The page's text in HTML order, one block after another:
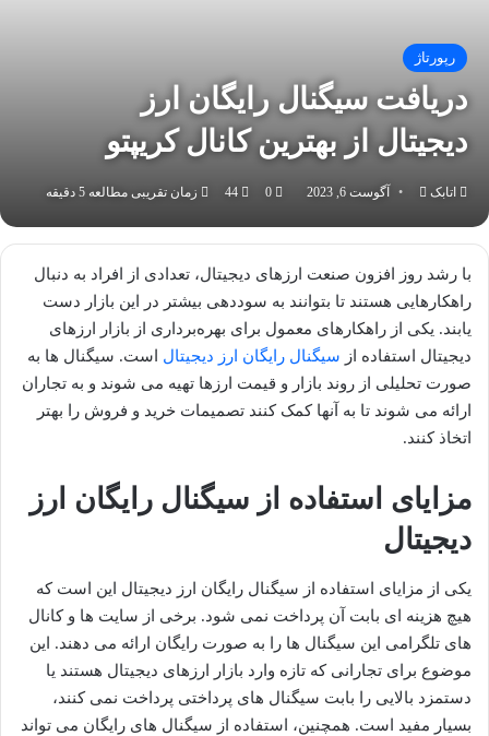
رپورتاژ
دریافت سیگنال رایگان ارز
دیجیتال از بهترین کانال کریپتو
اتابک
ارسال
ایمیل
آگوست 6, 2023 0
44 زمان تقریبی مطالعه 5 دقیقه
با رشد روز افزون صنعت ارزهای دیجیتال، تعدادی از افراد به دنبال
راهکارهایی هستند تا بتوانند به سوددهی بیشتر در این بازار دست
یابند. یکی از راهکارهای معمول برای بهره‌برداری از بازار ارزهای
دیجیتال استفاده از سیگنال رایگان ارز دیجیتال است. سیگنال ها به
صورت تحلیلی از روند بازار و قیمت ارزها تهیه می شوند و به تجاران
ارائه می شوند تا به آنها کمک کنند تصمیمات خرید و فروش را بهتر
اتخاذ کنند.
مزایای استفاده از سیگنال رایگان ارز
دیجیتال
یکی از مزایای استفاده از سیگنال رایگان ارز دیجیتال این است که
هیچ هزینه ای بابت آن پرداخت نمی شود. برخی از سایت ها و کانال
های تلگرامی این سیگنال ها را به صورت رایگان ارائه می دهند. این
موضوع برای تجارانی که تازه وارد بازار ارزهای دیجیتال هستند یا
دستمزد بالایی را بابت سیگنال های پرداختی پرداخت نمی کنند،
بسیار مفید است. همچنین، استفاده از سیگنال های رایگان می تواند